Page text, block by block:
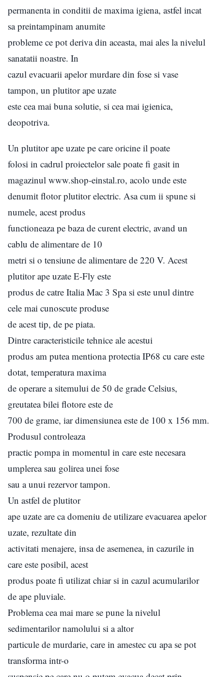
permanenta in conditii de maxima igiena, astfel incat
sa preintampinam anumite
probleme ce pot deriva din aceasta, mai ales la nivelul
sanatatii noastre. In
cazul evacuarii apelor murdare din fose si vase
tampon, un plutitor ape uzate
este cea mai buna solutie, si cea mai igienica,
deopotriva.
Un plutitor ape uzate pe care oricine il poate
folosi in cadrul proiectelor sale poate fi gasit in
magazinul www.shop-einstal.ro, acolo unde este
denumit flotor plutitor electric. Asa cum ii spune si
numele, acest produs
functioneaza pe baza de curent electric, avand un
cablu de alimentare de 10
metri si o tensiune de alimentare de 220 V. Acest
plutitor ape uzate E-Fly este
produs de catre Italia Mac 3 Spa si este unul dintre
cele mai cunoscute produse
de acest tip, de pe piata.
Dintre caracteristicile tehnice ale acestui
produs am putea mentiona protectia IP68 cu care este
dotat, temperatura maxima
de operare a sitemului de 50 de grade Celsius,
greutatea bilei flotore este de
700 de grame, iar dimensiunea este de 100 x 156 mm.
Produsul controleaza
practic pompa in momentul in care este necesara
umplerea sau golirea unei fose
sau a unui rezervor tampon.
Un astfel de plutitor
ape uzate are ca domeniu de utilizare evacuarea apelor
uzate, rezultate din
activitati menajere, insa de asemenea, in cazurile in
care este posibil, acest
produs poate fi utilizat chiar si in cazul acumularilor
de ape pluviale.
Problema cea mai mare se pune la nivelul
sedimentarilor namolului si a altor
particule de murdarie, care in amestec cu apa se pot
transforma intr-o